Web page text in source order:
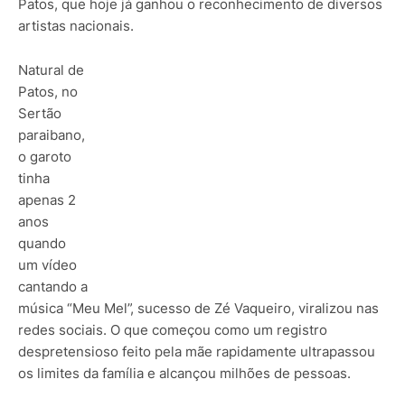
Patos, que hoje já ganhou o reconhecimento de diversos
artistas nacionais.
Natural de
Patos, no
Sertão
paraibano,
o garoto
tinha
apenas 2
anos
quando
um vídeo
cantando a
música “Meu Mel”, sucesso de Zé Vaqueiro, viralizou nas
redes sociais. O que começou como um registro
despretensioso feito pela mãe rapidamente ultrapassou
os limites da família e alcançou milhões de pessoas.